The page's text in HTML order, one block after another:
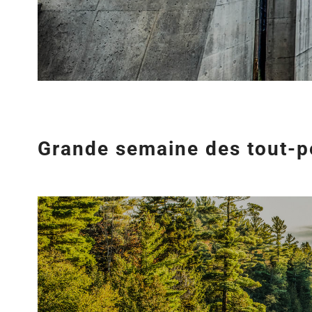
Grande semaine des tout-
Agrandir
l&apos;image